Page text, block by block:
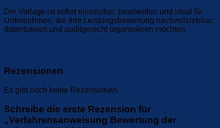
Die Vorlage ist sofort einsetzbar, bearbeitbar und ideal für
Unternehmen, die ihre Leistungsbewertung nachvollziehbar,
datenbasiert und auditgerecht organisieren möchten.
Rezensionen
Es gibt noch keine Rezensionen.
Schreibe die erste Rezension für
„Verfahrensanweisung Bewertung der